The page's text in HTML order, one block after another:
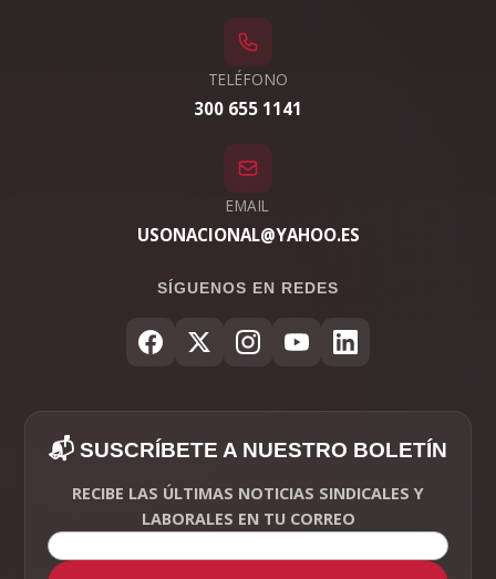
TELÉFONO
300 655 1141
EMAIL
USONACIONAL@YAHOO.ES
SÍGUENOS EN REDES
📬 SUSCRÍBETE A NUESTRO BOLETÍN
RECIBE LAS ÚLTIMAS NOTICIAS SINDICALES Y
LABORALES EN TU CORREO